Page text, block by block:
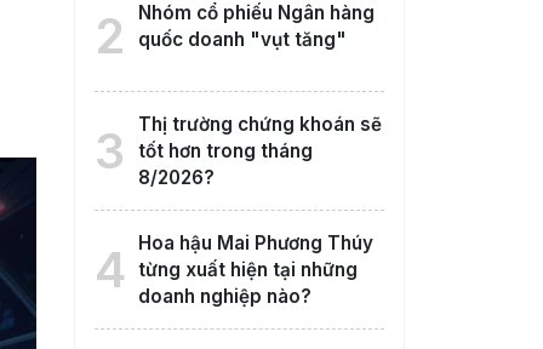
2
Nhóm cổ phiếu Ngân hàng
quốc doanh "vụt tăng"
3
Thị trường chứng khoán sẽ
tốt hơn trong tháng
8/2026?
4
Hoa hậu Mai Phương Thúy
từng xuất hiện tại những
doanh nghiệp nào?